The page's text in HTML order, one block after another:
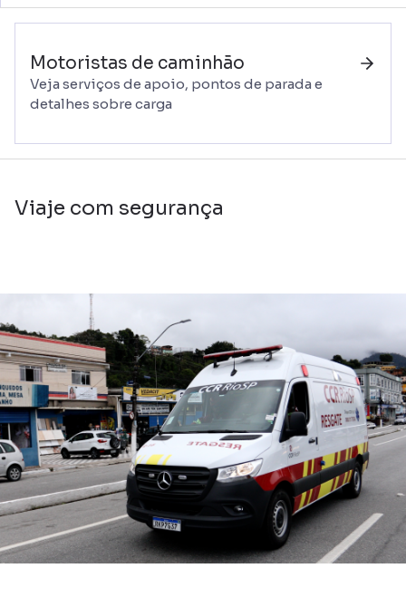
Motoristas de caminhão
Veja serviços de apoio, pontos de parada e
detalhes sobre carga
Viaje com segurança